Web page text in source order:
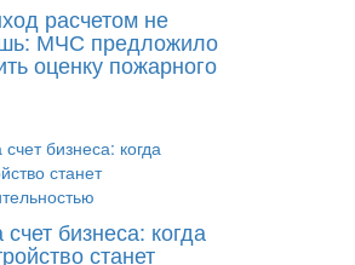
расчетом не
МЧС предложило
оценку пожарного
бизнеса: когда
станет